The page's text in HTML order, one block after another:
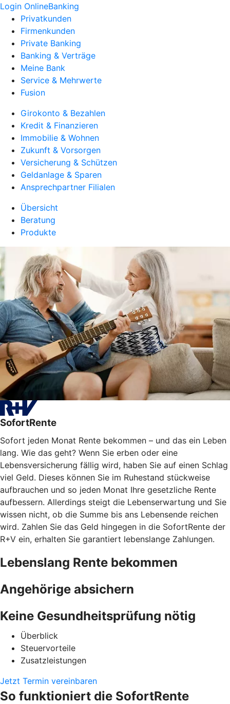
Login OnlineBanking
Privatkunden
Firmenkunden
Private Banking
Banking & Verträge
Meine Bank
Service & Mehrwerte
Fusion
Girokonto & Bezahlen
Kredit & Finanzieren
Immobilie & Wohnen
Zukunft & Vorsorgen
Versicherung & Schützen
Geldanlage & Sparen
Ansprechpartner Filialen
Übersicht
Beratung
Produkte
SofortRente
Sofort jeden Monat Rente bekommen – und das ein Leben
lang. Wie das geht? Wenn Sie erben oder eine
Lebensversicherung fällig wird, haben Sie auf einen Schlag
viel Geld. Dieses können Sie im Ruhestand stückweise
aufbrauchen und so jeden Monat Ihre gesetzliche Rente
aufbessern. Allerdings steigt die Lebenserwartung und Sie
wissen nicht, ob die Summe bis ans Lebensende reichen
wird. Zahlen Sie das Geld hingegen in die SofortRente der
R+V ein, erhalten Sie garantiert lebenslange Zahlungen.
Lebenslang Rente bekommen
Angehörige absichern
Keine Gesundheitsprüfung nötig
Überblick
Steuervorteile
Zusatzleistungen
Jetzt Termin vereinbaren
So funktioniert die SofortRente